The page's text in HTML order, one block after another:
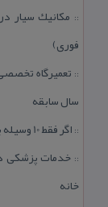
:: مكانیك سیار
فوری)
::
سال سابقه
:: اگر فقط 10 وسیله بتوانید بخرید، اولویت با كدام تجهیزات است؟
:: خدمات پزشكی
خانه